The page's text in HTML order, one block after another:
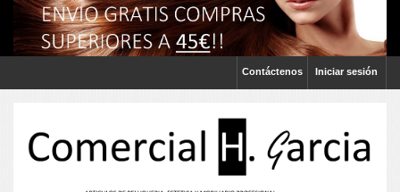
Iniciar sesión
Contáctenos